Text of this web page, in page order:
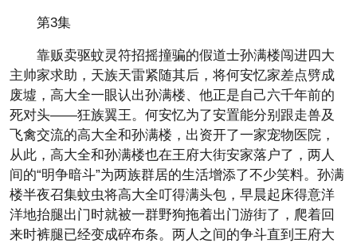
第3集
靠贩卖驱蚊灵符招摇撞骗的假道士孙满楼闯进四大
主帅家求助，天族天雷紧随其后，将何安忆家差点劈成
废墟，高大全一眼认出孙满楼、他正是自己六千年前的
死对头——狂族翼王。何安忆为了安置能分别跟走兽及
飞禽交流的高大全和孙满楼，出资开了一家宠物医院，
从此，高大全和孙满楼也在王府大街安家落户了，两人
间的“明争暗斗”为两族群居的生活增添了不少笑料。孙满
楼半夜召集蚊虫将高大全叮得满头包，早晨起床得意洋
洋地抬腿出门时就被一群野狗拖着出门游街了，爬着回
来时裤腿已经变成碎布条。两人之间的争斗直到王府大